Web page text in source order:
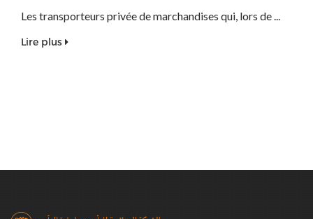
Les transporteurs privée de marchandises qui, lors de ...
Lire plus